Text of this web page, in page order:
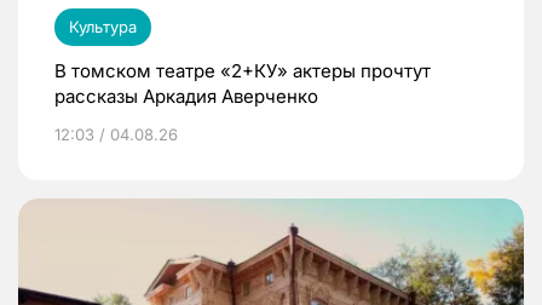
Культура
В томском театре «2+КУ» актеры прочтут
рассказы Аркадия Аверченко
12:03 / 04.08.26